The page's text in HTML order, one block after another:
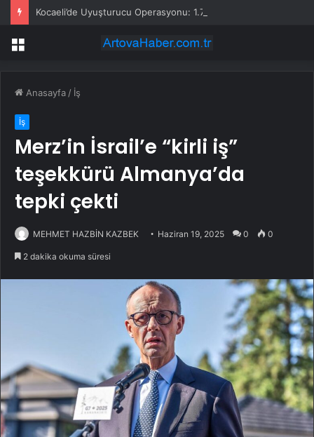
Menü
Anasayfa / İş
İş
Merz’in İsrail’e “kirli iş”
teşekkürü Almanya’da
tepki çekti
MEHMET HAZBİN KAZBEK Haziran 19, 2025 0 0
2 dakika okuma süresi